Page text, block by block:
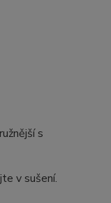
s
v sušení.